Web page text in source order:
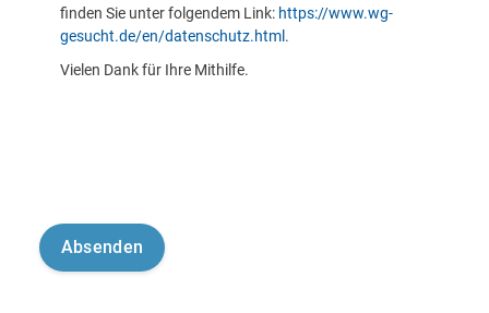
finden Sie unter folgendem Link: https://www.wg-
gesucht.de/en/datenschutz.html .
Vielen Dank für Ihre Mithilfe.